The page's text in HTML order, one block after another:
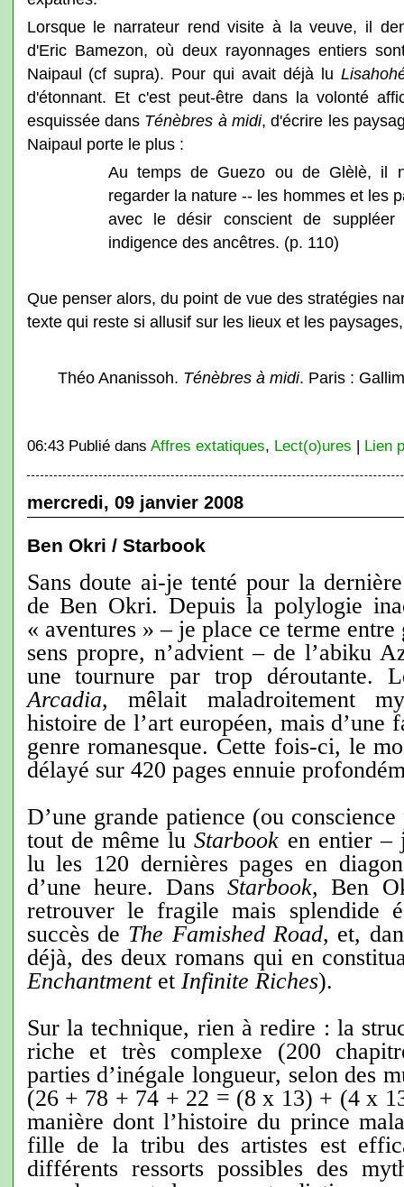
Lorsque le narrateur rend visite à la veuve, il
d'Eric Bamezon, où deux rayonnages entiers
Naipaul (cf supra). Pour qui avait déjà lu
d'étonnant. Et c'est peut-être dans la volonté
esquissée dans Ténèbres à midi, d'écrire les
Naipaul porte le plus :
Au temps de Guezo ou de Glèlè, il
regarder la nature -- les hommes et les
avec le désir conscient de
indigence des ancêtres. (p. 110)
Que penser alors, du point de vue des stratégies
texte qui reste si allusif sur les lieux et les
Théo Ananissoh. Ténèbres à midi. Paris :
06:43 Publié dans Affres extatiques, Lect(o)ures | Lien
mercredi, 09 janvier 2008
Ben Okri / Starbook
Sans doute ai-je tenté pour la
de Ben Okri. Depuis la polylogie
« aventures » – je place ce terme
sens propre, n’advient – de l’abiku
une tournure par trop déroutante.
Arcadia, mêlait maladroitement
histoire de l’art européen, mais d’une
genre romanesque. Cette fois-ci, le
délayé sur 420 pages ennuie
D’une grande patience (ou
tout de même luStarbook en entier –
lu les 120 dernières pages en
d’une heure. DansStarbook, Ben
retrouver le fragile mais splendide
succès de The Famished Road, et,
déjà, des deux romans qui en
Enchantmentet Infinite Riches).
Sur la technique, rien à redire : la
riche et très complexe (200
parties d’inégale longueur, selon des
(26 + 78 + 74 + 22 = (8 x 13) + (4 x
manière dont l’histoire du prince
fille de la tribu des artistes est
différents ressorts possibles des